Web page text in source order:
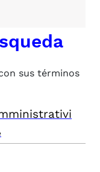
sus términos